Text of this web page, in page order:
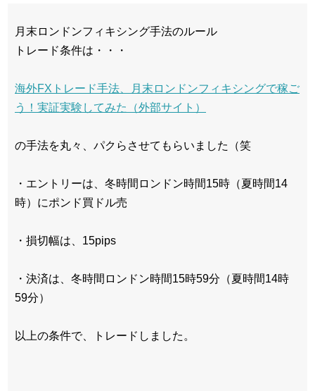
月末ロンドンフィキシング手法のルール
トレード条件は・・・
海外FXトレード手法、月末ロンドンフィキシングで稼ご
う！実証実験してみた（外部サイト）
の手法を丸々、パクらさせてもらいました（笑
・エントリーは、冬時間ロンドン時間15時（夏時間14
時）にポンド買ドル売
・損切幅は、15pips
・決済は、冬時間ロンドン時間15時59分（夏時間14時
59分）
以上の条件で、トレードしました。